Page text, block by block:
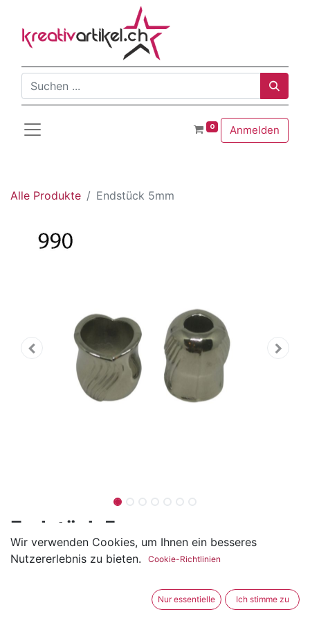
0 Anmelden
Alle Produkte Endstück 5mm
Endstück 5mm
(0 Rezension)
Ideal als Kordelenden bei Hoodies, Hosen, Taschen und
Wir verwenden Cookies, um Ihnen ein besseres
Nutzererlebnis zu bieten.
Cookie-Richtlinien
Nur essentielle Ich stimme zu